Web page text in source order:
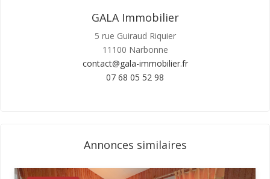
GALA Immobilier
5 rue Guiraud Riquier
11100 Narbonne
contact@gala-immobilier.fr
07 68 05 52 98
Annonces similaires